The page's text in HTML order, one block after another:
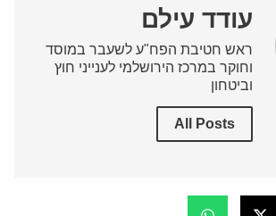
עודד עילם
ראש חטיבת הפח"ע לשעבר במוסד
וחוקר במרכז הירושלמי לענייני חוץ
וביטחון
All Posts